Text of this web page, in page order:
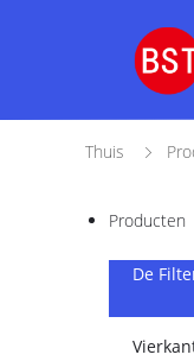
Thuis
Producten
De